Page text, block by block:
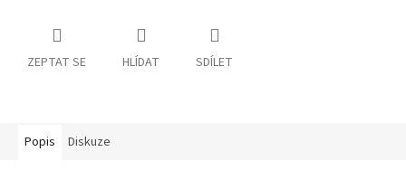
ZEPTAT SE HLÍDAT SDÍLET
Popis Diskuze